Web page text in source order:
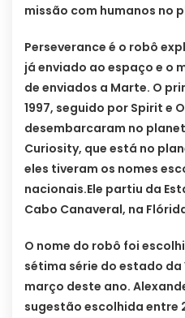
missão com humanos no
Perseverance é o robô
já enviado ao espaço e o
de enviados a Marte. O
1997, seguido por Spirit e
desembarcaram no
Curiosity, que está no
eles tiveram os nomes
nacionais.Ele partiu da
Cabo Canaveral, na
O nome do robô foi
sétima série do estado
março deste ano.
sugestão escolhida entre